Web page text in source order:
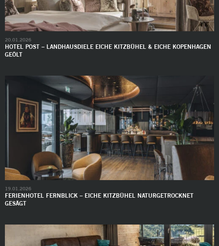
HOTEL POST – LANDHAUSDIELE EICHE KITZBÜHEL & EICHE KOPENHAGEN
GEÖLT
20.01.2026
FERIENHOTEL FERNBLICK – EICHE KITZBÜHEL NATURGETROCKNET
GESÄGT
19.01.2026